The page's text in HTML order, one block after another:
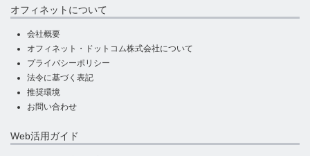
オフィネットについて
会社概要
オフィネット・ドットコム株式会社について
プライバシーポリシー
法令に基づく表記
推奨環境
お問い合わせ
Web活用ガイド